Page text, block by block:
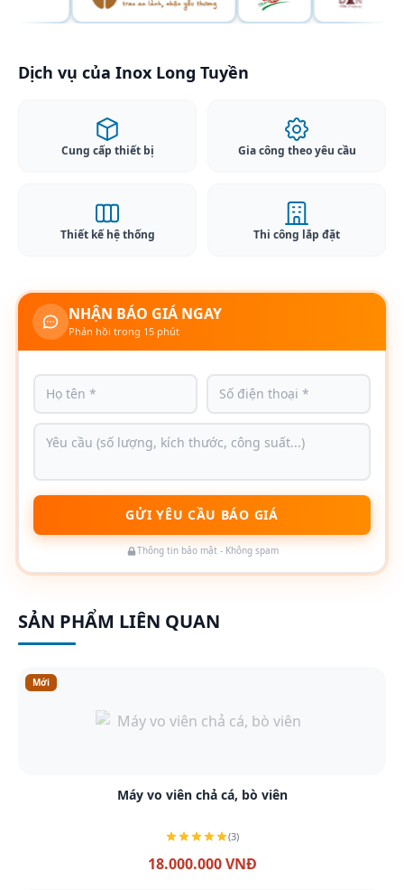
Dịch vụ của Inox Long Tuyền
Cung cấp thiết bị Gia công theo yêu cầu
Thiết kế hệ thống Thi công lắp đặt
NHẬN BÁO GIÁ NGAY
Phản hồi trong 15 phút
GỬI YÊU CẦU BÁO GIÁ
Thông tin bảo mật - Không spam
SẢN PHẨM LIÊN QUAN
Mới
Xem chi tiết
Máy vo viên chả cá, bò viên
(3)
18.000.000 VNĐ